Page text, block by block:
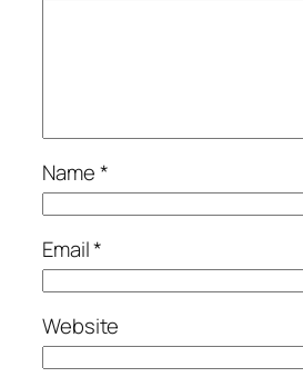
Name*
Email*
Website